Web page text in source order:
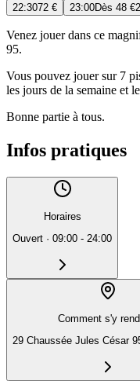
22:3072 € 23:00Dès 48 €
Venez jouer dans ce
95.
Vous pouvez jouer sur 7
les jours de la semaine et
Bonne partie à tous.
Infos pratiques
Horaires
Ouvert · 09:00 - 24:00
Comment s'y
29 Chaussée Jules César